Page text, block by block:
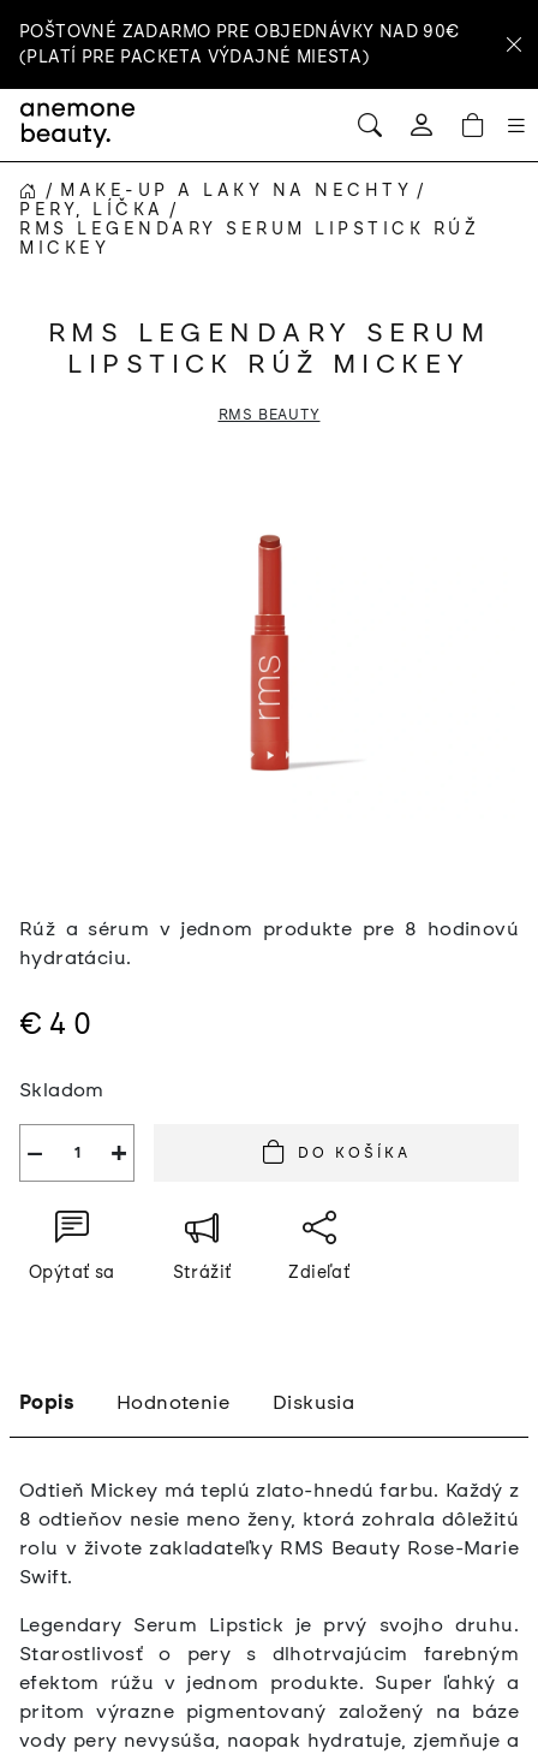
na
obsah
POŠTOVNÉ ZADARMO PRE OBJEDNÁVKY NAD 90€
(PLATÍ PRE PACKETA VÝDAJNÉ MIESTA)
HĽADAŤ
Prihlásenie
DOMOV
/ MAKE-UP A LAKY NA NECHTY /
PERY, LÍČKA /
RMS LEGENDARY SERUM LIPSTICK RÚŽ
MICKEY
Rúž a sérum v jednom produkte pre 8 hodinovú
hydratáciu.
€40
cena:
Skladom
+
− DO KOŠÍKA
Opýtať sa Strážiť Zdieľať
RMS LEGENDARY SERUM
LIPSTICK RÚŽ MICKEY
RMS BEAUTY
Popis Hodnotenie Diskusia
Odtieň Mickey má teplú zlato-hnedú farbu. Každý z
8 odtieňov nesie meno ženy, ktorá zohrala dôležitú
rolu v živote zakladateľky RMS Beauty Rose-Marie
Swift.
Legendary Serum Lipstick je prvý svojho druhu.
Starostlivosť o pery s dlhotrvajúcim farebným
efektom rúžu v jednom produkte. Super ľahký a
pritom výrazne pigmentovaný založený na báze
vody pery nevysúša, naopak hydratuje, zjemňuje a